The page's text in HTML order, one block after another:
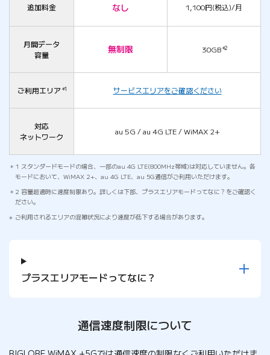
追加料金 なし 1,100円(税込)/月
月間データ
容量
無制限 30GB＊2
ご利用エリア ＊1 サービスエリアをご確認ください
対応
ネットワーク
au 5G / au 4G LTE / WiMAX 2+
1 スタンダードモードの場合、一部のau 4G LTE(800MHz帯域)は対応していません。各
モードにおいて、WiMAX 2+、au 4G LTE、au 5G通信がご利用いただけます。
2 容量超過時に速度制限あり。詳しくは下部、プラスエリアモードってなに？をご確認く
ださい。
ご利用されるエリアの混雑状況により速度が低下する場合があります。
プラスエリアモードってなに？
通信速度制限について